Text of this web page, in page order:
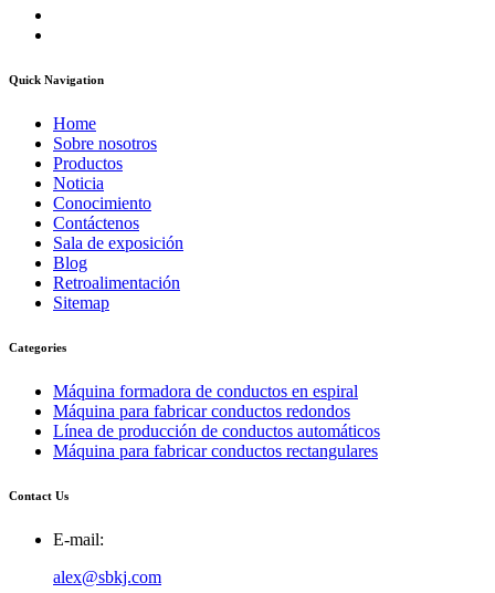
Quick Navigation
Home
Sobre nosotros
Productos
Noticia
Conocimiento
Contáctenos
Sala de exposición
Blog
Retroalimentación
Sitemap
Categories
Máquina formadora de conductos en espiral
Máquina para fabricar conductos redondos
Línea de producción de conductos automáticos
Máquina para fabricar conductos rectangulares
Contact Us
E-mail:
alex@sbkj.com